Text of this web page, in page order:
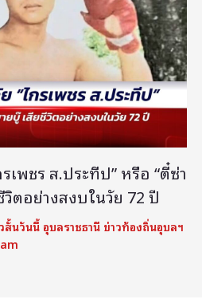
เพชร ส.ประทีป” หรือ “ตี๋ซ่า
ตอย่างสงบในวัย 72 ปี
สั้นวันนี้ อุบลราชธานี ข่าวท้องถิ่นอุบลฯ